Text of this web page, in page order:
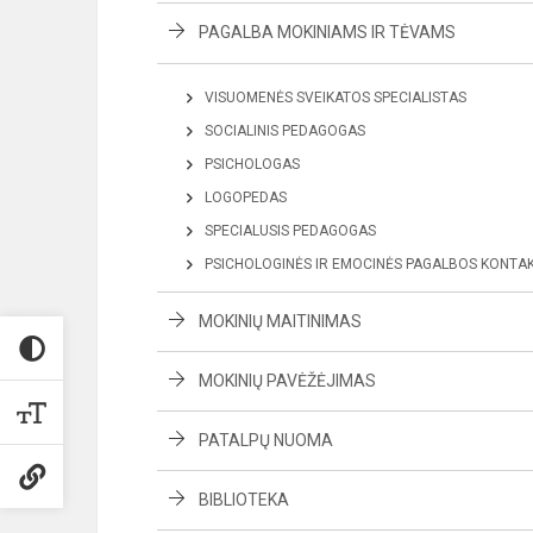
PAGALBA MOKINIAMS IR TĖVAMS
VISUOMENĖS SVEIKATOS SPECIALISTAS
SOCIALINIS PEDAGOGAS
PSICHOLOGAS
LOGOPEDAS
SPECIALUSIS PEDAGOGAS
PSICHOLOGINĖS IR EMOCINĖS PAGALBOS
MOKINIŲ MAITINIMAS
MOKINIŲ PAVĖŽĖJIMAS
PATALPŲ NUOMA
BIBLIOTEKA